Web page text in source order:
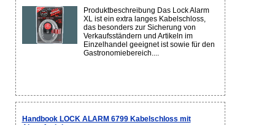
Produktbeschreibung Das Lock Alarm
XL ist ein extra langes Kabelschloss,
das besonders zur Sicherung von
Verkaufsständern und Artikeln im
Einzelhandel geeignet ist sowie für den
Gastronomiebereich....
Handbook LOCK ALARM 6799 Kabelschloss mit